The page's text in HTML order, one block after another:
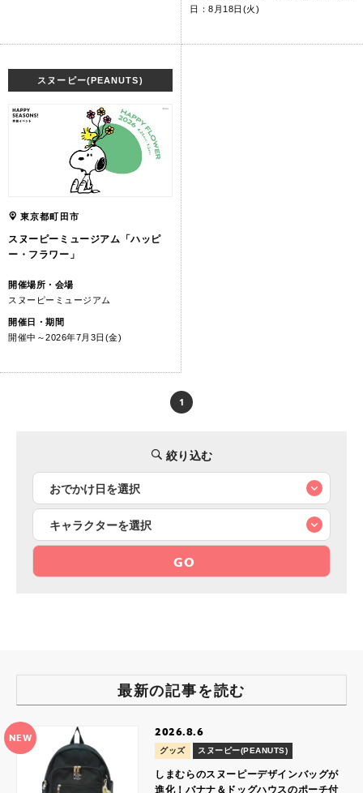
日：8月18日(火)
スヌーピー(PEANUTS)
東京都町田市
スヌーピーミュージアム「ハッピ
ー・フラワー」
開催場所・会場
スヌーピーミュージアム
開催日・期間
開催中～2026年7月3日(金)
1
絞り込む
GO
最新の記事を読む
NEW 2026.8.6
グッズ スヌーピー(PEANUTS)
しまむらのスヌーピーデザインバッグが
進化！バナナ＆ドッグハウスのポーチ付